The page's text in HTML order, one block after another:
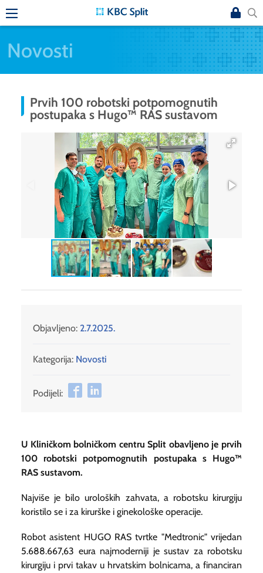
Novosti
Prvih 100 robotski potpomognutih
postupaka s Hugo™ RAS sustavom
Objavljeno: 2.7.2025.
Kategorija: Novosti
Podijeli:
U Kliničkom bolničkom centru Split obavljeno je prvih
100 robotski potpomognutih postupaka s Hugo™
RAS sustavom.
Najviše je bilo uroloških zahvata, a robotsku kirurgiju
koristilo se i za kirurške i ginekološke operacije.
Robot asistent HUGO RAS tvrtke "Medtronic" vrijedan
5.688.667,63 eura najmoderniji je sustav za robotsku
kirurgiju i prvi takav u hrvatskim bolnicama, a financiran